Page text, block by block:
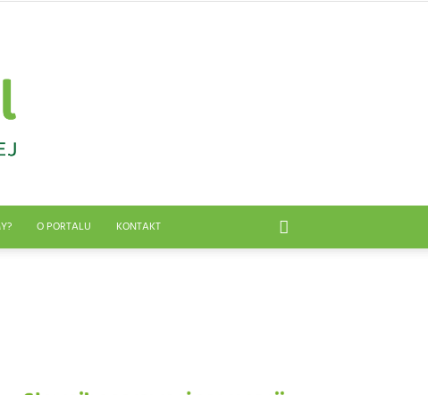
O PORTALU KONTAKT